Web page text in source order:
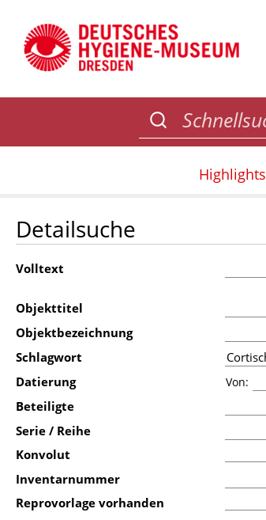
Highlights
Detailsuche
Volltext
Objekttitel
Objektbezeichnung
Schlagwort
Datierung
Von:
Beteiligte
Serie / Reihe
Konvolut
Inventarnummer
Reprovorlage vorhanden